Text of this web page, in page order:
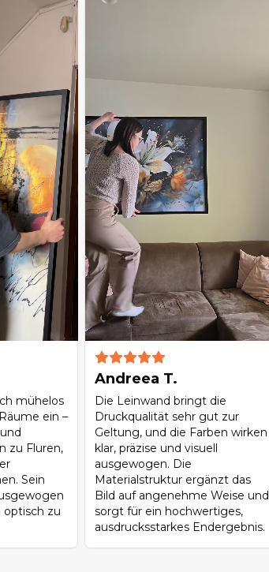
mühelos
ein –
zu Fluren,
Sein
optisch zu
Andreea T.
Die Leinwand bringt die
Druckqualität sehr gut zur
Geltung, und die Farben wirken
klar, präzise und visuell
ausgewogen. Die
Materialstruktur ergänzt das
Bild auf angenehme Weise und
sorgt für ein hochwertiges,
ausdrucksstarkes Endergebnis.